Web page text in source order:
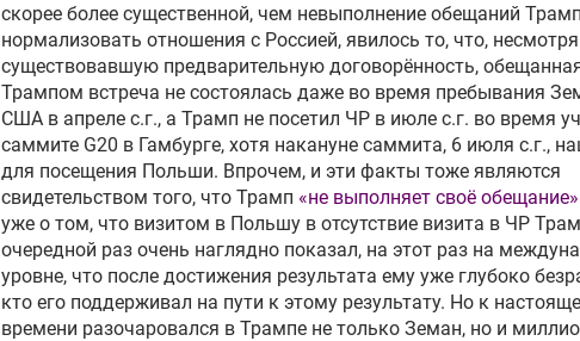
скорее более существенной, чем невыполнение обещаний
нормализовать отношения с Россией, явилось то, что,
существовавшую предварительную договорённость,
Трампом встреча не состоялась даже во время пребывания
США в апреле с.г., а Трамп не посетил ЧР в июле с.г. во время
саммите G20 в Гамбурге, хотя накануне саммита, 6 июля с.г.,
для посещения Польши. Впрочем, и эти факты тоже являются
свидетельством того, что Трамп «не выполняет своё обещание»
уже о том, что визитом в Польшу в отсутствие визита в ЧР
очередной раз очень наглядно показал, на этот раз на
уровне, что после достижения результата ему уже глубоко
кто его поддерживал на пути к этому результату. Но к
времени разочаровался в Трампе не только Земан, но и